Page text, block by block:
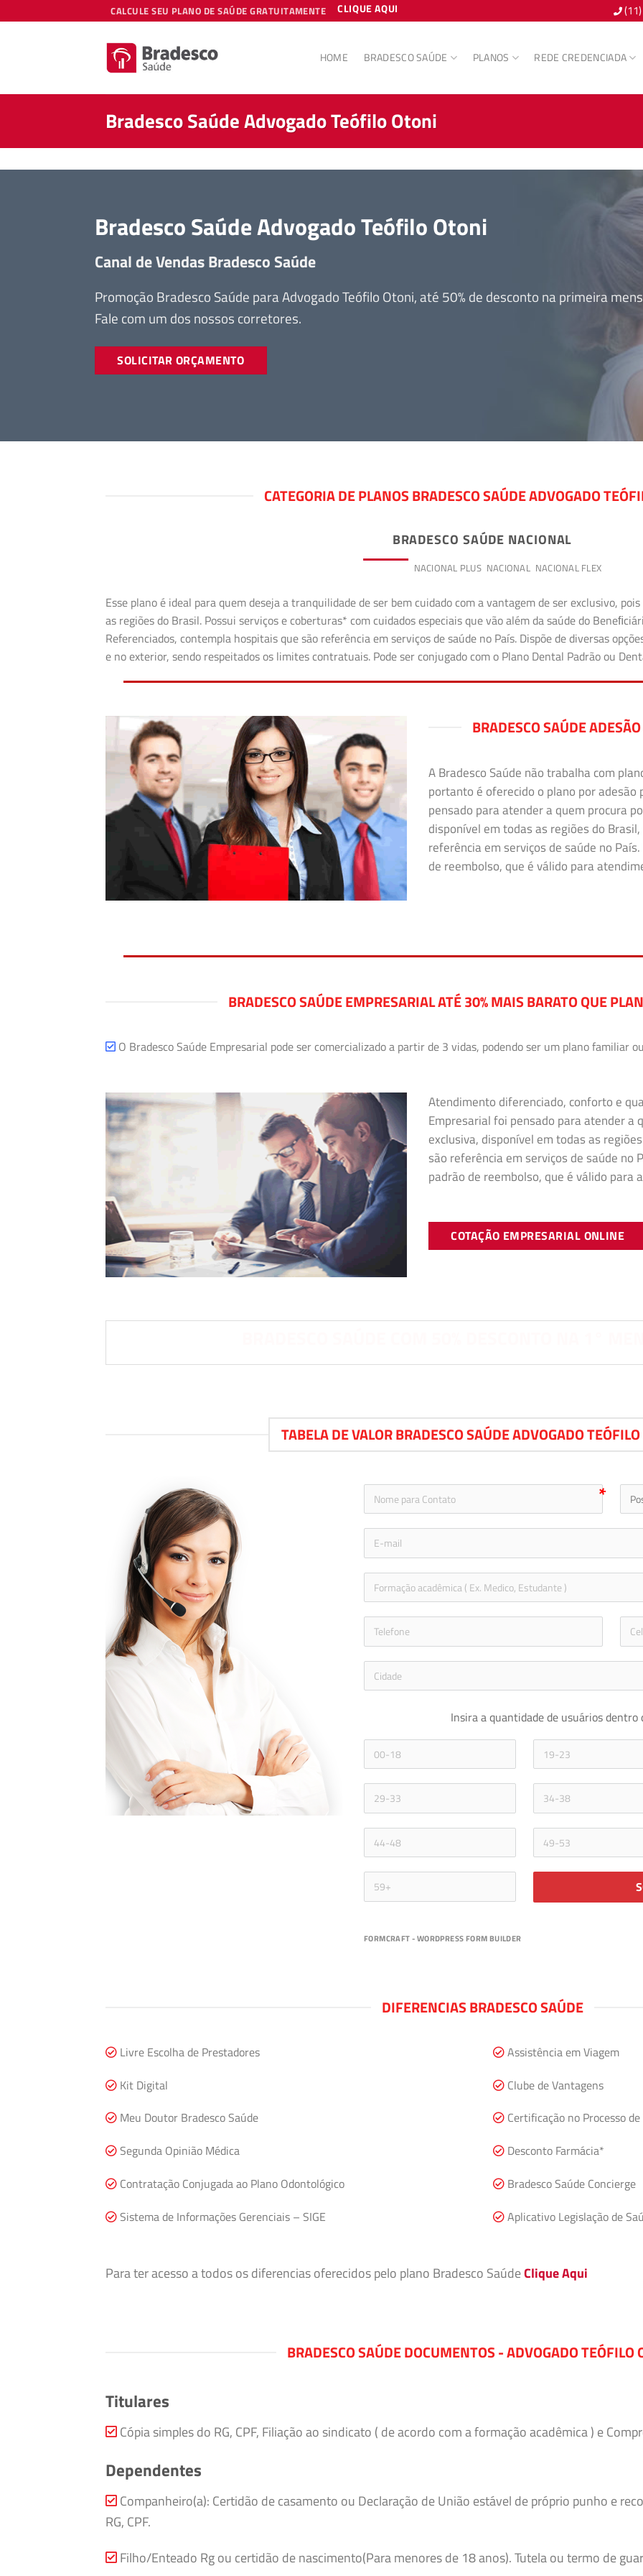
to
CALCULE SEU PLANO DE SAÚDE GRATUITAMENTE CLIQUE AQUI
HOME BRADESCO SAÚDE PLANOS REDE CREDENCIADA
Bradesco Saúde Advogado Teófilo Otoni
Bradesco Saúde Advogado Teófilo Otoni
Canal de Vendas Bradesco Saúde
Promoção Bradesco Saúde para Advogado Teófilo Otoni, até 50% de desconto na primeira
Fale com um dos nossos corretores.
SOLICITAR ORÇAMENTO
CATEGORIA DE PLANOS BRADESCO SAÚDE ADVOGADO
BRADESCO SAÚDE NACIONAL
NACIONAL PLUS NACIONAL NACIONAL FLEX
Esse plano é ideal para quem deseja a tranquilidade de ser bem cuidado com a vantagem de ser exclusivo,
as regiões do Brasil. Possui serviços e coberturas* com cuidados especiais que vão além da saúde do
Referenciados, contempla hospitais que são referência em serviços de saúde no País. Dispõe de diversas
e no exterior, sendo respeitados os limites contratuais. Pode ser conjugado com o Plano Dental Padrão ou
BRADESCO SAÚDE
A Bradesco Saúde não trabalha com
portanto é oferecido o plano por adesão
pensado para atender a quem procura
disponível em todas as regiões do
referência em serviços de saúde no
de reembolso, que é válido para
BRADESCO SAÚDE EMPRESARIAL ATÉ 30% MAIS BARATO QUE
O Bradesco Saúde Empresarial pode ser comercializado a partir de 3 vidas, podendo ser um plano familiar
Atendimento diferenciado, conforto e
Empresarial foi pensado para atender a
exclusiva, disponível em todas as
são referência em serviços de saúde no
padrão de reembolso, que é válido para
COTAÇÃO EMPRESARIAL ONLINE
TABELA DE VALOR BRADESCO SAÚDE ADVOGADO
icon-
icon-
Insira a quantidade de usuários dentro
FORMCRAFT - WORDPRESS FORM BUILDER
DIFERENCIAS BRADESCO SAÚDE
Livre Escolha de Prestadores
Kit Digital
Meu Doutor Bradesco Saúde
Segunda Opinião Médica
Contratação Conjugada ao Plano Odontológico
Sistema de Informações Gerenciais – SIGE
Assistência em Viagem
Clube de Vantagens
Certificação no Processo
Desconto Farmácia*
Bradesco Saúde Concierge
Aplicativo Legislação de
Para ter acesso a todos os diferencias oferecidos pelo plano Bradesco SaúdeClique Aqui
BRADESCO SAÚDE DOCUMENTOS - ADVOGADO TEÓFILO
Titulares
Cópia simples do RG, CPF, Filiação ao sindicato ( de acordo com a formação acadêmica ) e
Dependentes
Companheiro(a): Certidão de casamento ou Declaração de União estável de próprio punho e
RG, CPF.
Filho/Enteado Rg ou certidão de nascimento(Para menores de 18 anos). Tutela ou termo de